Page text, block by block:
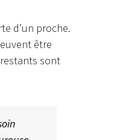
d’un proche.
être
sont